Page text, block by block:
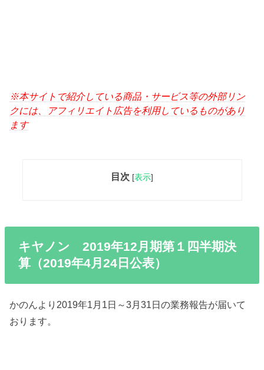
※本サイトで紹介している商品・サービス等の外部リン
クには、アフィリエイト広告を利用しているものがあり
ます
目次 [表示]
キヤノン 2019年12月期第１四半期決
算（2019年4月24日公表）
かのんより2019年1月1日～3月31日の業務報告が届いて
おります。